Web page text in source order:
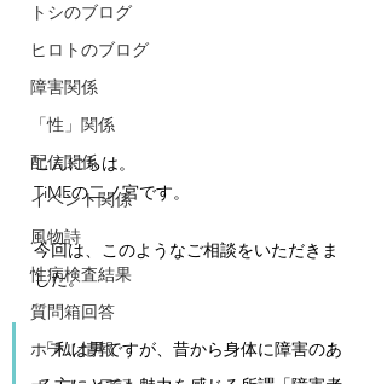
トシのブログ
ヒロトのブログ
障害関係
「性」関係
配信関係
イベント関係
風物詩
性病検査結果
質問箱回答
ホテル情報
こんにちは。
TiMEの二ノ宮です。
今回は、このようなご相談をいただきま
した。
「私は男ですが、昔から身体に障害のあ